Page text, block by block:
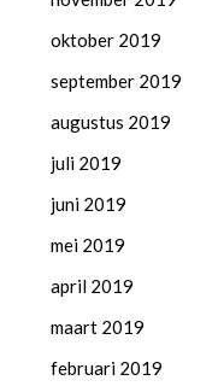
oktober 2019
september 2019
augustus 2019
juli 2019
juni 2019
mei 2019
april 2019
maart 2019
februari 2019